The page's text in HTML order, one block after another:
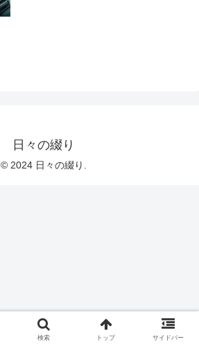
日々の綴り
© 2024 日々の綴り.
検索 トップ サイドバー